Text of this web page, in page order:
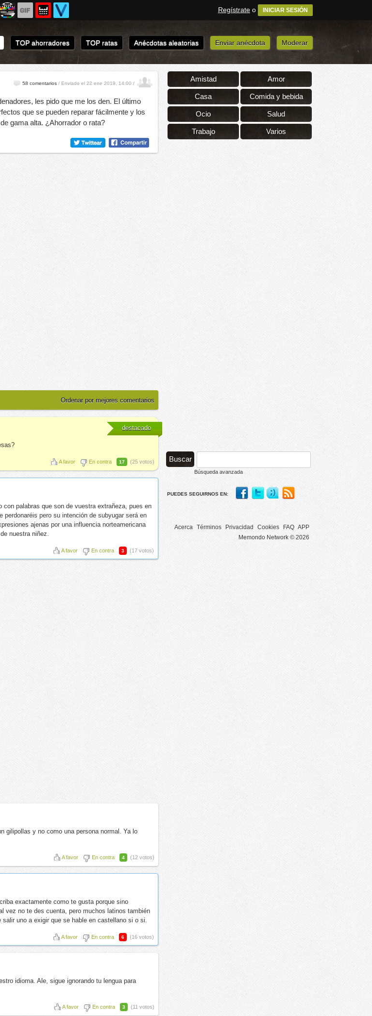
Regístrate o INICIAR SESIÓN
TOP ahorradores TOP ratas Anécdotas aleatorias Enviar anécdota Moderar
58 comentarios / Enviado el 22 ene 2019, 14:00 /
les pido que me los den. El último
que se pueden reparar fácilmente y los
gama alta. ¿Ahorrador o rata?
Ordenar por mejores comentarios
destacado
A favor En contra 17 (25 votos)
palabras que son de vuestra extrañeza, pues en
pero su intención de subyugar será en
ajenas por una influencia norteamericana
nuestra niñez.
A favor En contra 3 (17 votos)
gilipollas y no como una persona normal. Ya lo
A favor En contra 4 (12 votos)
exactamente como te gusta porque sino
vez no te des cuenta, pero muchos latinos también
uno a exigir que se hable en castellano si o si.
A favor En contra 6 (16 votos)
idioma. Ale, sigue ignorando tu lengua para
A favor En contra 3 (11 votos)
Amistad Amor
Casa Comida y bebida
Ocio Salud
Trabajo Varios
Búsqueda avanzada
PUEDES SEGUIRNOS EN:
Acerca Términos Privacidad Cookies FAQ APP
Memondo Network © 2026